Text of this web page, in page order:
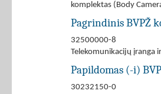
komplektas (Body
Pagrindinis BVPŽ
32500000-8
Telekomunikacijų įranga
Papildomas (-i)
30232150-0